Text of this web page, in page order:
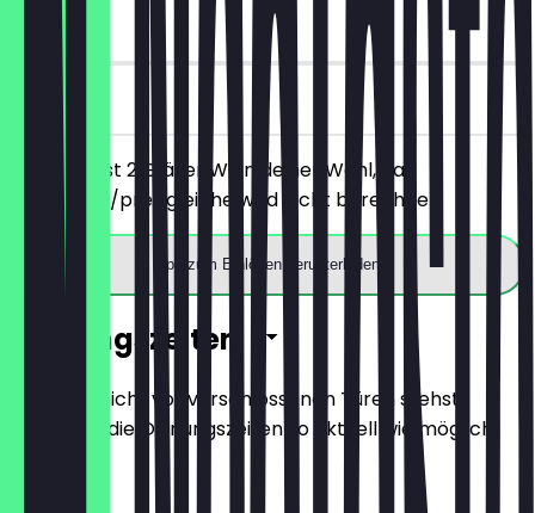
90 Tage
vor Ort
Du bestellst 2 Gläser Wein deiner Wahl, das
günstigere/preisgleiche wird nicht berechnet.
App zum Einlösen herunterladen
Öffnungszeiten
Damit du nicht vor verschlossenen Türen stehst,
halten wir die Öffnungszeiten so aktuell wie möglich.